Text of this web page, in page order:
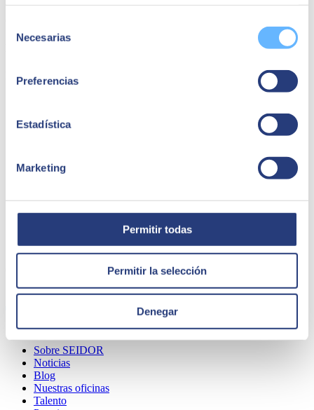
Necesarias
Preferencias
Estadística
Marketing
Permitir todas
Permitir la selección
Denegar
D&A Manager en SEIDOR
Sobre SEIDOR
Noticias
Blog
Nuestras oficinas
Talento